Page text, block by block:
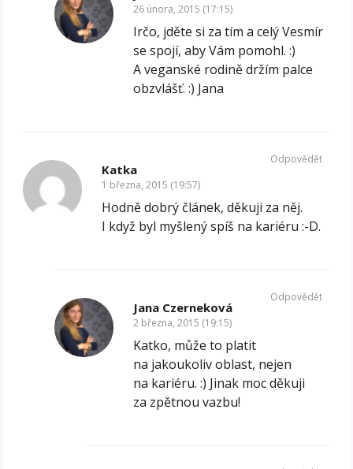
26 února, 2015 (17:15)
Irčo, jděte si za tím a celý Vesmír
se spojí, aby Vám pomohl. :)
A veganské rodině držím palce
obzvlášť. :) Jana
Katka
1 března, 2015 (19:57)
Hodně dobrý článek, děkuji za něj.
I když byl myšlený spíš na kariéru :-D.
Odpovědět
Jana Czerneková
2 března, 2015 (19:15)
Katko, může to platit
na jakoukoliv oblast, nejen
na kariéru. :) Jinak moc děkuji
za zpětnou vazbu!
Odpovědět